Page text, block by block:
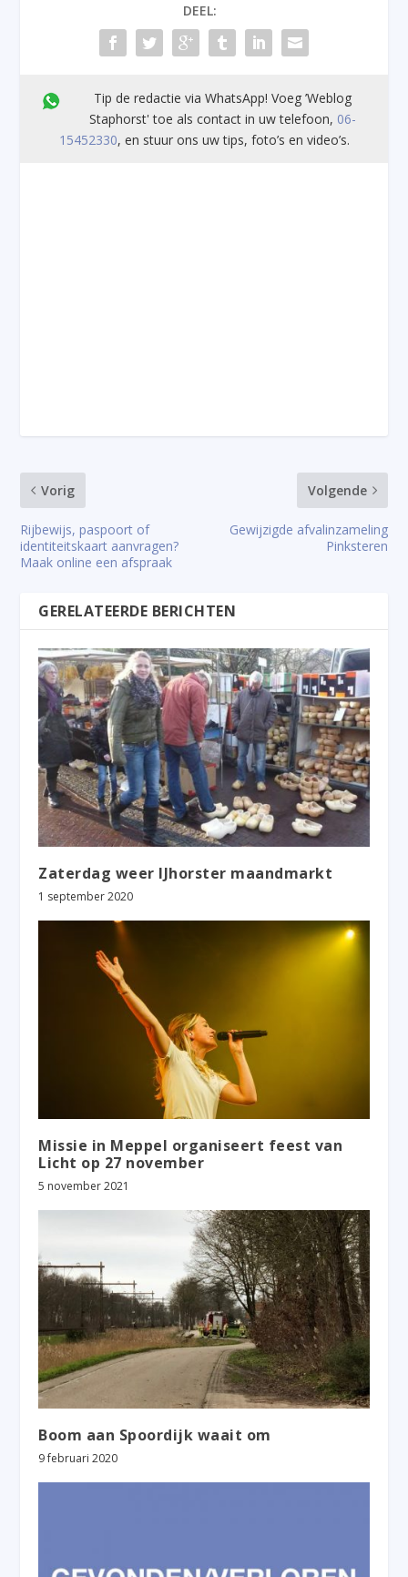
DEEL:
Tip de redactie via WhatsApp! Voeg ’Weblog
Staphorst' toe als contact in uw telefoon, 06-
15452330, en stuur ons uw tips, foto’s en video’s.
Vorig
Rijbewijs, paspoort of
identiteitskaart aanvragen?
Maak online een afspraak
Volgende
Gewijzigde afvalinzameling
Pinksteren
GERELATEERDE BERICHTEN
Zaterdag weer IJhorster maandmarkt
1 september 2020
Missie in Meppel organiseert feest van
Licht op 27 november
5 november 2021
Boom aan Spoordijk waait om
9 februari 2020